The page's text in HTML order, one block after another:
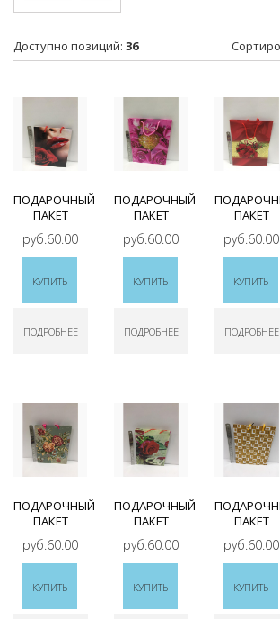
Доступно позиций: 36
ПОДАРОЧНЫЙ
ПАКЕТ
руб.60.00
КУПИТЬ
ПОДРОБНЕЕ
ПОДАРОЧНЫЙ
ПАКЕТ
руб.60.00
КУПИТЬ
ПОДРОБНЕЕ
ПАКЕТ
руб.60.00
КУПИТЬ
ПОДРОБНЕЕ
ПОДАРОЧНЫЙ
ПАКЕТ
руб.60.00
КУПИТЬ
ПОДАРОЧНЫЙ
ПАКЕТ
руб.60.00
КУПИТЬ
ПАКЕТ
руб.60.00
КУПИТЬ